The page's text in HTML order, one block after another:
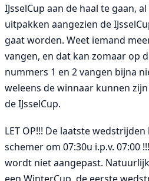
IJsselCup aan de haal te gaan,
uitpakken aangezien de
gaat worden. Weet iemand
vangen, en dat kan zomaar op
nummers 1 en 2 vangen bijna
weleens de winnaar kunnen
de IJsselCup.
LET OP!!! De laatste
schemer om 07:30u i.p.v. 07:00
wordt niet aangepast.
een WinterCup, de eerste